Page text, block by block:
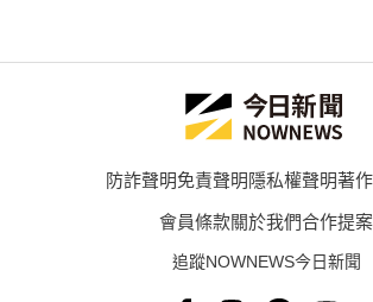
防詐聲明免責聲明隱私權聲明著
會員條款關於我們合作提案
追蹤NOWNEWS今日新聞